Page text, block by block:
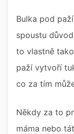
Bulka pod
spoustu
to vlastně
paží vytvoří
co za tím
Někdy za to
máma nebo